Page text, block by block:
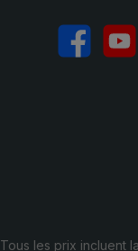
Facebook
Tous les prix incluent